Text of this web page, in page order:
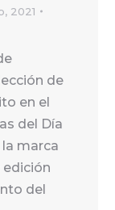
2021
de
en el
del Día
marca
edición
del